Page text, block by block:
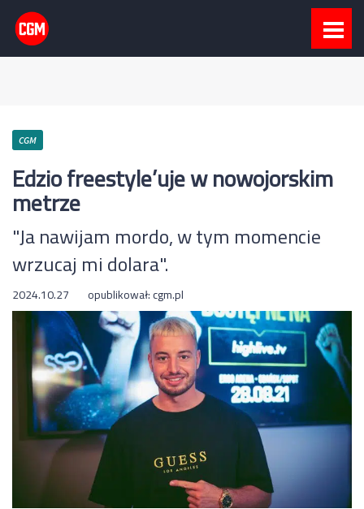
CGM
Edzio freestyle’uje w nowojorskim
metrze
"Ja nawijam mordo, w tym momencie
wrzucaj mi dolara".
2024.10.27 opublikował:cgm.pl